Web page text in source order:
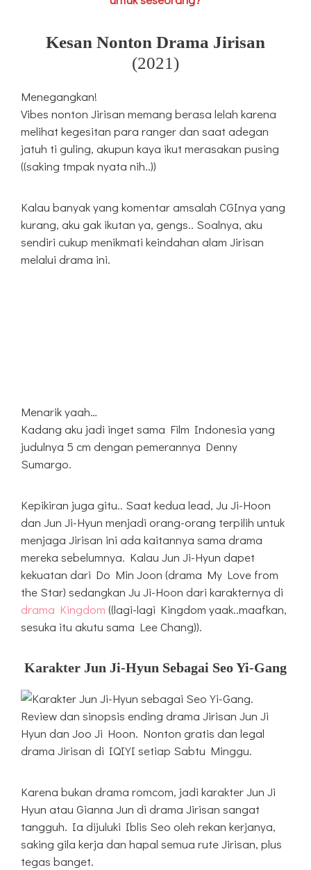
Kesan Nonton Drama Jirisan
(2021)
Menegangkan!
Vibes nonton Jirisan memang berasa lelah karena
melihat kegesitan para ranger dan saat adegan
jatuh ti guling, akupun kaya ikut merasakan pusing
((saking tmpak nyata nih..))
Kalau banyak yang komentar amsalah CGInya yang
kurang, aku gak ikutan ya, gengs.. Soalnya, aku
sendiri cukup menikmati keindahan alam Jirisan
melalui drama ini.
Menarik yaah…
Kadang aku jadi inget sama Film Indonesia yang
judulnya 5 cm dengan pemerannya Denny
Sumargo.
Kepikiran juga gitu.. Saat kedua lead, Ju Ji-Hoon
dan Jun Ji-Hyun menjadi orang-orang terpilih untuk
menjaga Jirisan ini ada kaitannya sama drama
mereka sebelumnya. Kalau Jun Ji-Hyun dapet
kekuatan dari Do Min Joon (drama My Love from
the Star) sedangkan Ju Ji-Hoon dari karakternya di
drama Kingdom ((lagi-lagi Kingdom yaak..maafkan,
sesuka itu akutu sama Lee Chang)).
Karakter Jun Ji-Hyun Sebagai Seo Yi-Gang
Karena bukan drama romcom, jadi karakter Jun Ji
Hyun atau Gianna Jun di drama Jirisan sangat
tangguh. Ia dijuluki Iblis Seo oleh rekan kerjanya,
saking gila kerja dan hapal semua rute Jirisan, plus
tegas banget.